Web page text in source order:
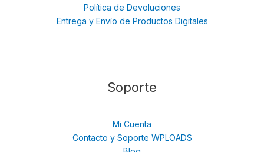
Política de Devoluciones
Entrega y Envío de Productos Digitales
Soporte
Mi Cuenta
Contacto y Soporte WPLOADS